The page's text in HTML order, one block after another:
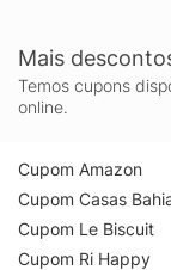
Mais
Temos cupons
online.
Cupom Amazon
Cupom Casas
Cupom Le Biscuit
Cupom Ri Happy